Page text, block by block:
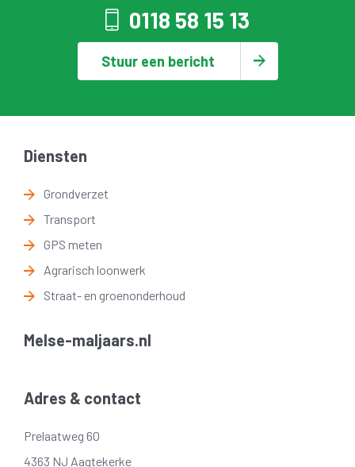
0118 58 15 13
Stuur een bericht
Diensten
Grondverzet
Transport
GPS meten
Agrarisch loonwerk
Straat- en groenonderhoud
Melse-maljaars.nl
Adres & contact
Prelaatweg 60
4363 NJ Aagtekerke